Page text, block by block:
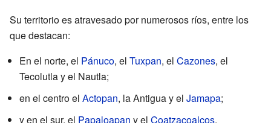
Su territorio es atravesado por numerosos ríos, entre los
que destacan:
En el norte, el Pánuco, el Tuxpan, el Cazones, el
Tecolutla y el Nautla;
en el centro el Actopan, la Antigua y el Jamapa;
y en el sur, el Papaloapan y el Coatzacoalcos.